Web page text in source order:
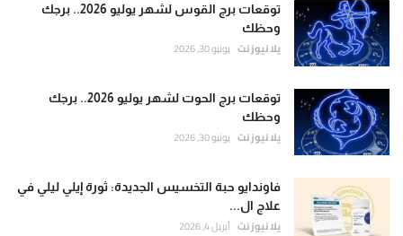
توقعات برج القوس لشهر يوليو 2026.. برجك
وحظك
يلا نيوز نت يونيو 30, 2026
توقعات برج الحوت لشهر يوليو 2026.. برجك
وحظك
يلا نيوز نت يونيو 30, 2026
فاوندايو حبة التخسيس الجديدة: ثورة إيلي ليلي في
علاج ال...
يلا نيوز نت أبريل 4, 2026